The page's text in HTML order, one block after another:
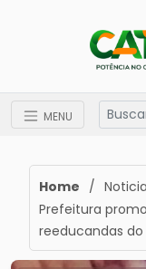
MENU
Home /
Prefeitura
reeducandas